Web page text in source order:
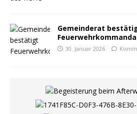
Gemeinderat
30. Januar 2026